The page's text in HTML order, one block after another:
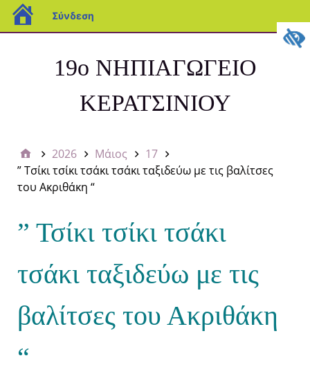
19ο ΝΗΠΙΑΓΩΓΕΙΟ
ΚΕΡΑΤΣΙΝΙΟΥ
2026 Μάιος
17
” Τσίκι τσίκι τσάκι τσάκι ταξιδεύω με τις βαλίτσες
του Ακριθάκη “
” Τσίκι τσίκι τσάκι
τσάκι ταξιδεύω με τις
βαλίτσες του Ακριθάκη
“
Σύνδεση